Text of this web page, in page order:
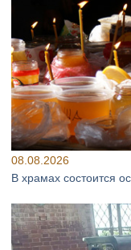
08.08.2026
В храмах состоится